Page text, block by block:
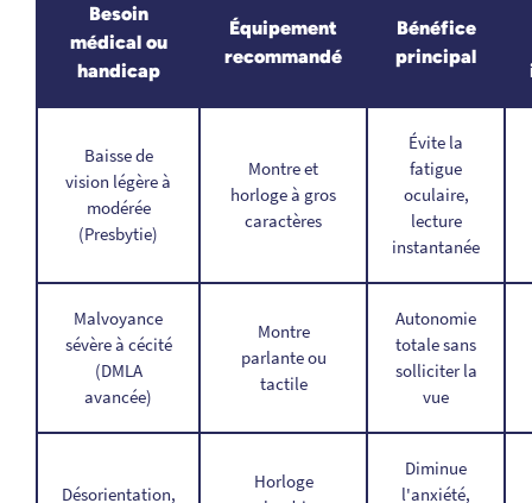
Besoin
médical ou
handicap
Équipement
recommandé
Bénéfice
principal
Baisse de
vision légère à
modérée
(Presbytie)
Montre et
horloge à gros
caractères
Évite la
fatigue
oculaire,
lecture
instantanée
Malvoyance
sévère à cécité
(DMLA
avancée)
Montre
parlante ou
tactile
Autonomie
totale sans
solliciter la
vue
Désorientation,
Horloge
Diminue
l'anxiété,